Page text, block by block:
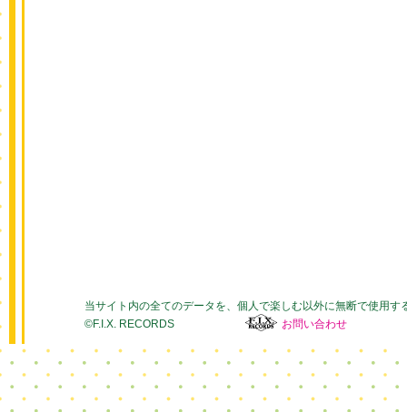
当サイト内の全てのデータを、個人で楽しむ以外に無断で使用す
©F.I.X. RECORDS
お問い合わせ